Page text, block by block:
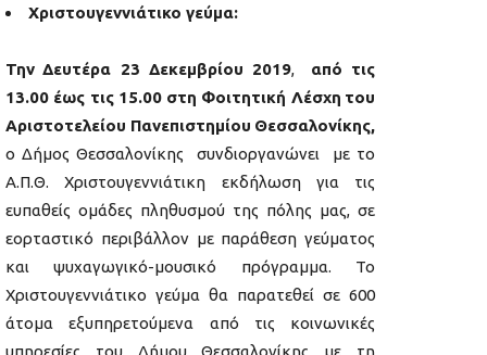
Χριστουγεννιάτικο γεύμα:
Την Δευτέρα 23 Δεκεμβρίου 2019, από τις
13.00 έως τις 15.00 στη Φοιτητική Λέσχη του
Αριστοτελείου Πανεπιστημίου Θεσσαλονίκης,
ο Δήμος Θεσσαλονίκης συνδιοργανώνει με το
Α.Π.Θ. Χριστουγεννιάτικη εκδήλωση για τις
ευπαθείς ομάδες πληθυσμού της πόλης μας, σε
εορταστικό περιβάλλον με παράθεση γεύματος
και ψυχαγωγικό-μουσικό πρόγραμμα. Το
Χριστουγεννιάτικο γεύμα θα παρατεθεί σε 600
άτομα εξυπηρετούμενα από τις κοινωνικές
υπηρεσίες του Δήμου Θεσσαλονίκης με τη